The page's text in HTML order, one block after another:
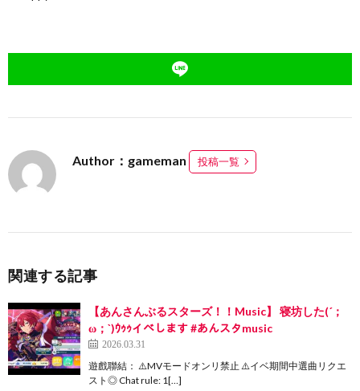
Author：gameman 投稿一覧
関連する記事
【あんさんぶるスターズ！！Music】 寝坊した(´；
ω；`)ｳｩｩイベします #あんスタmusic
2026.03.31
遊戲聯結： ⚠️MVモードオンリ禁止 ⚠️イベ期間中選曲リクエ
スト◎ Chat rule: 1[…]